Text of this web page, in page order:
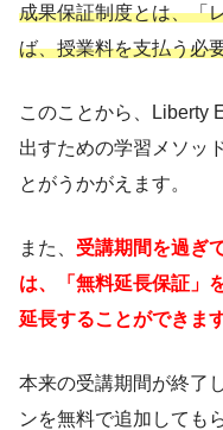
成果保証制度とは、「
ば、授業料を支払う必
このことから、Liberty
出すための学習メソッ
とがうかがえます。
また、 受講期間を過ぎ
は、「無料延長保証」
延長することができます
本来の受講期間が終了
ンを無料で追加しても